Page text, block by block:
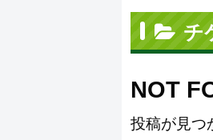
チ
NOT
投稿が見つ